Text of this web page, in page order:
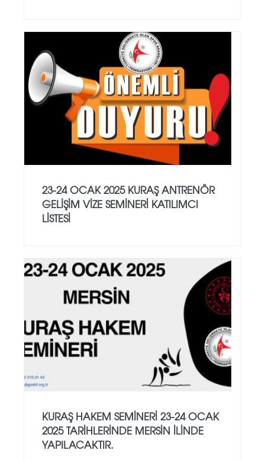
23-24 OCAK 2025 KURAŞ ANTRENÖR
GELİŞİM VİZE SEMİNERİ KATILIMCI
LİSTESİ
KURAŞ HAKEM SEMİNERİ 23-24 OCAK
2025 TARİHLERİNDE MERSİN İLİNDE
YAPILACAKTIR.